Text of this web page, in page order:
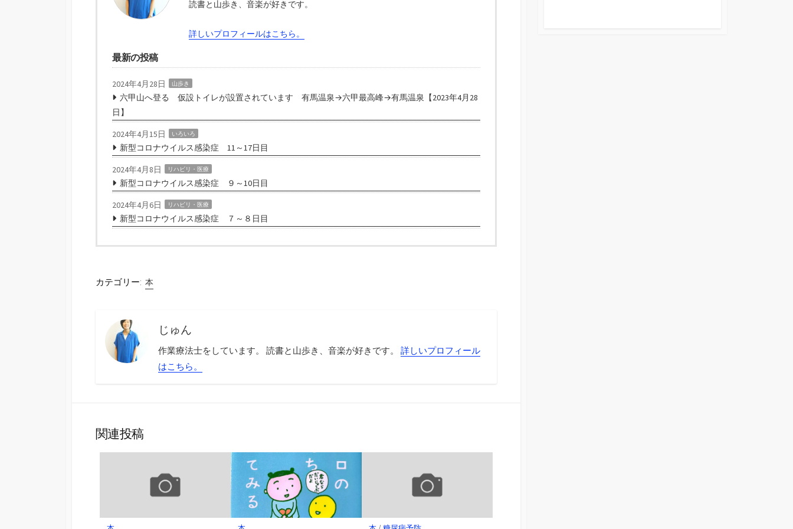
読書と山歩き、音楽が好きです。
詳しいプロフィールはこちら。
最新の投稿
2024年4月28日 山歩き
六甲山へ登る 仮設トイレが設置されています 有馬温泉→六甲最高峰→有馬温泉【2023年4月28
日】
2024年4月15日 いろいろ
新型コロナウイルス感染症 11～17日目
2024年4月8日 リハビリ・医療
新型コロナウイルス感染症 ９～10日目
2024年4月6日 リハビリ・医療
新型コロナウイルス感染症 ７～８日目
カテゴリー: 本
じゅん
作業療法士をしています。 読書と山歩き、音楽が好きです。 詳しいプロフィール
はこちら。
関連投稿